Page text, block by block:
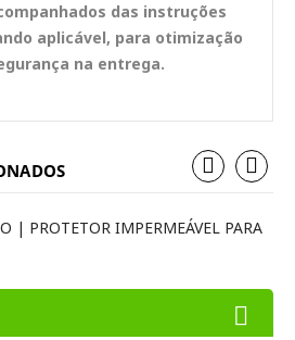
das instruções
aplicável, para otimização
na entrega.
| PROTETOR IMPERMEÁVEL PARA